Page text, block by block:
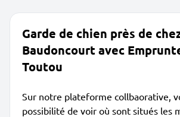
Garde de chien près de
Baudoncourt avec
Toutou
Sur notre plateforme collbaorative,
possibilité de voir où sont situés les